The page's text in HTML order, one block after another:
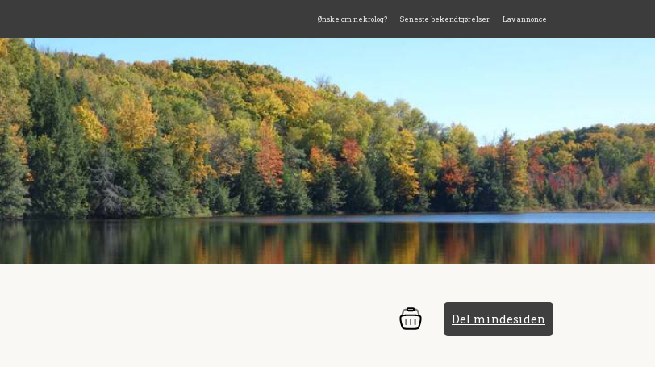
Ønske om nekrolog? Seneste bekendtgørelser Lav annonce
Del mindesiden